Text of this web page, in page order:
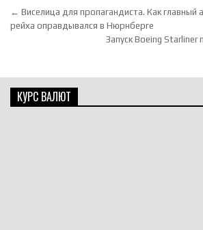
Навигация по
← Виселица для пропагандиста. Как главный
рейха оправдывался в Нюрнберге
Запуск Boeing
КУРС ВАЛЮТ